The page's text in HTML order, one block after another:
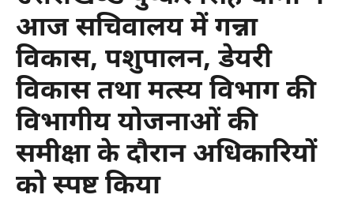
आज सचिवालय में गन्ना
विकास, पशुपालन, डेयरी
विकास तथा मत्स्य विभाग की
विभागीय योजनाओं की
समीक्षा के दौरान अधिकारियों
को स्पष्ट किया